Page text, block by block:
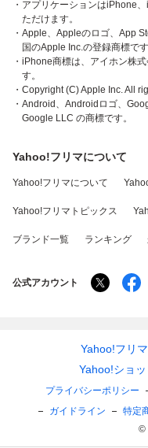
・アプリケーションはiPhone
ただけます。
・Apple、Appleのロゴ、App
国のApple Inc.の登録商標です
・iPhone商標は、アイホン株
す。
・Copyright (C) Apple Inc. All
・Android、Androidロゴ、
Google LLC の商標です。
Yahoo!フリマについて
Yahoo!フリマについて
Yahoo!フリマトピックス
ブランド一覧 ランキング
公式アカウント
Yahoo!フリマ
Yahoo!ショ
プライバシーポリシー
ガイドライン
特定
©